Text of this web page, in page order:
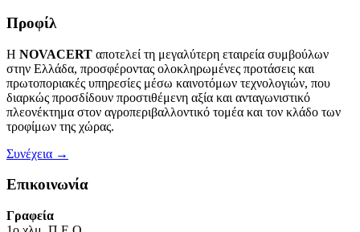
Προφίλ
Η NOVACERT αποτελεί τη μεγαλύτερη εταιρεία συμβούλων
στην Ελλάδα, προσφέροντας ολοκληρωμένες προτάσεις και
πρωτοποριακές υπηρεσίες μέσω καινοτόμων τεχνολογιών, που
διαρκώς προσδίδουν προστιθέμενη αξία και ανταγωνιστικό
πλεονέκτημα στον αγροπεριβαλλοντικό τομέα και τον κλάδο των
τροφίμων της χώρας.
Συνέχεια →
Επικοινωνία
Γραφεία